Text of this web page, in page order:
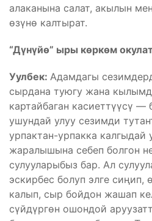
алаканына салат, акылын
өзүнө калтырат.
“Дүнүйө” ыры көркөм
Уулбек: Адамдагы
сырдана туюгу жана
картайбаган касиеттүүсү —
ушундай улуу сезимди
урпактан-урпакка калгыдай
жаралышына себеп болгон
сулууларыбыз бар. Ал
эскирбес болуп элге сиңип,
калып, сыр бойдон жашап
сүйдүргөн ошондой